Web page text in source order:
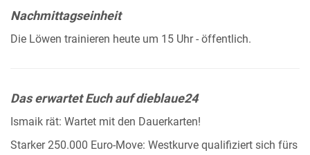
Nachmittagseinheit
Die Löwen trainieren heute um 15 Uhr - öffentlich.
Das erwartet Euch auf dieblaue24
Ismaik rät: Wartet mit den Dauerkarten!
Starker 250.000 Euro-Move: Westkurve qualifiziert sich fürs